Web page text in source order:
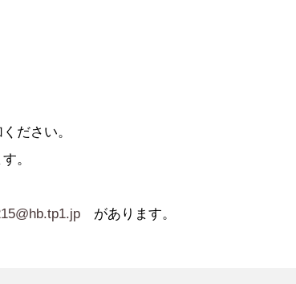
ださい。
。
があります。